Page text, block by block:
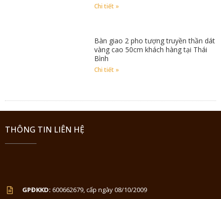
Chi tiết »
Bàn giao 2 pho tượng truyền thần dát
vàng cao 50cm khách hàng tại Thái
Bình
Chi tiết »
THÔNG TIN LIÊN HỆ
GPĐKKD: 600662679, cấp ngày 08/10/2009